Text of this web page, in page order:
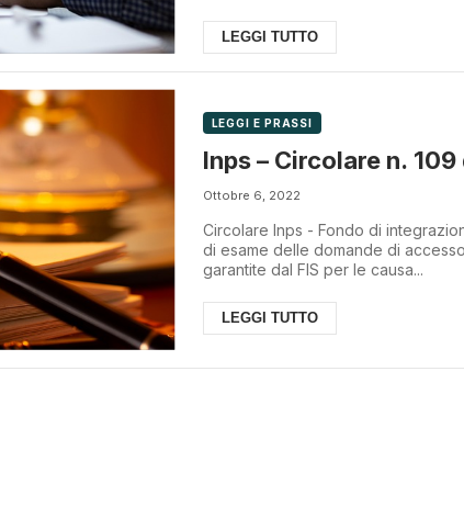
LEGGI TUTTO
LEGGI E PRASSI
Inps – Circolare n.
Ottobre 6, 2022
Circolare Inps - Fondo di
di esame delle domande di
garantite dal FIS per le causa...
LEGGI TUTTO